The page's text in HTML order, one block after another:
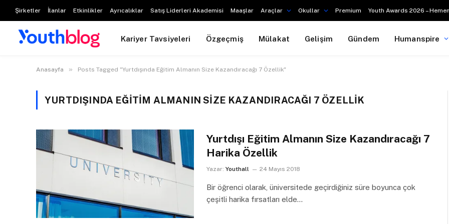
Şirketler İlanlar Etkinlikler Ayrıcalıklar Satış Liderleri Akademisi Maaşlar Araçlar Okullar Premium Youth Awards 2026 –
Kariyer Tavsiyeleri Özgeçmiş Mülakat Gelişim Gündem Humanspire
Anasayfa » Posts Tagged "Yurtdışında Eğitim Almanın Size Kazandıracağı 7 Özellik"
YURTDIŞINDA EĞITIM ALMANIN SIZE KAZANDIRACAĞI 7 ÖZELLIK
Yurtdışı Eğitim Almanın Size Kazandıracağı 7
Harika Özellik
Yazar: Youthall 24 Mayıs 2018
Bir öğrenci olarak, üniversitede geçirdiğiniz süre boyunca çok
çeşitli harika fırsatları elde…